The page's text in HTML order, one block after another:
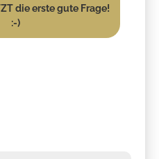
die erste gute Frage!
:-)